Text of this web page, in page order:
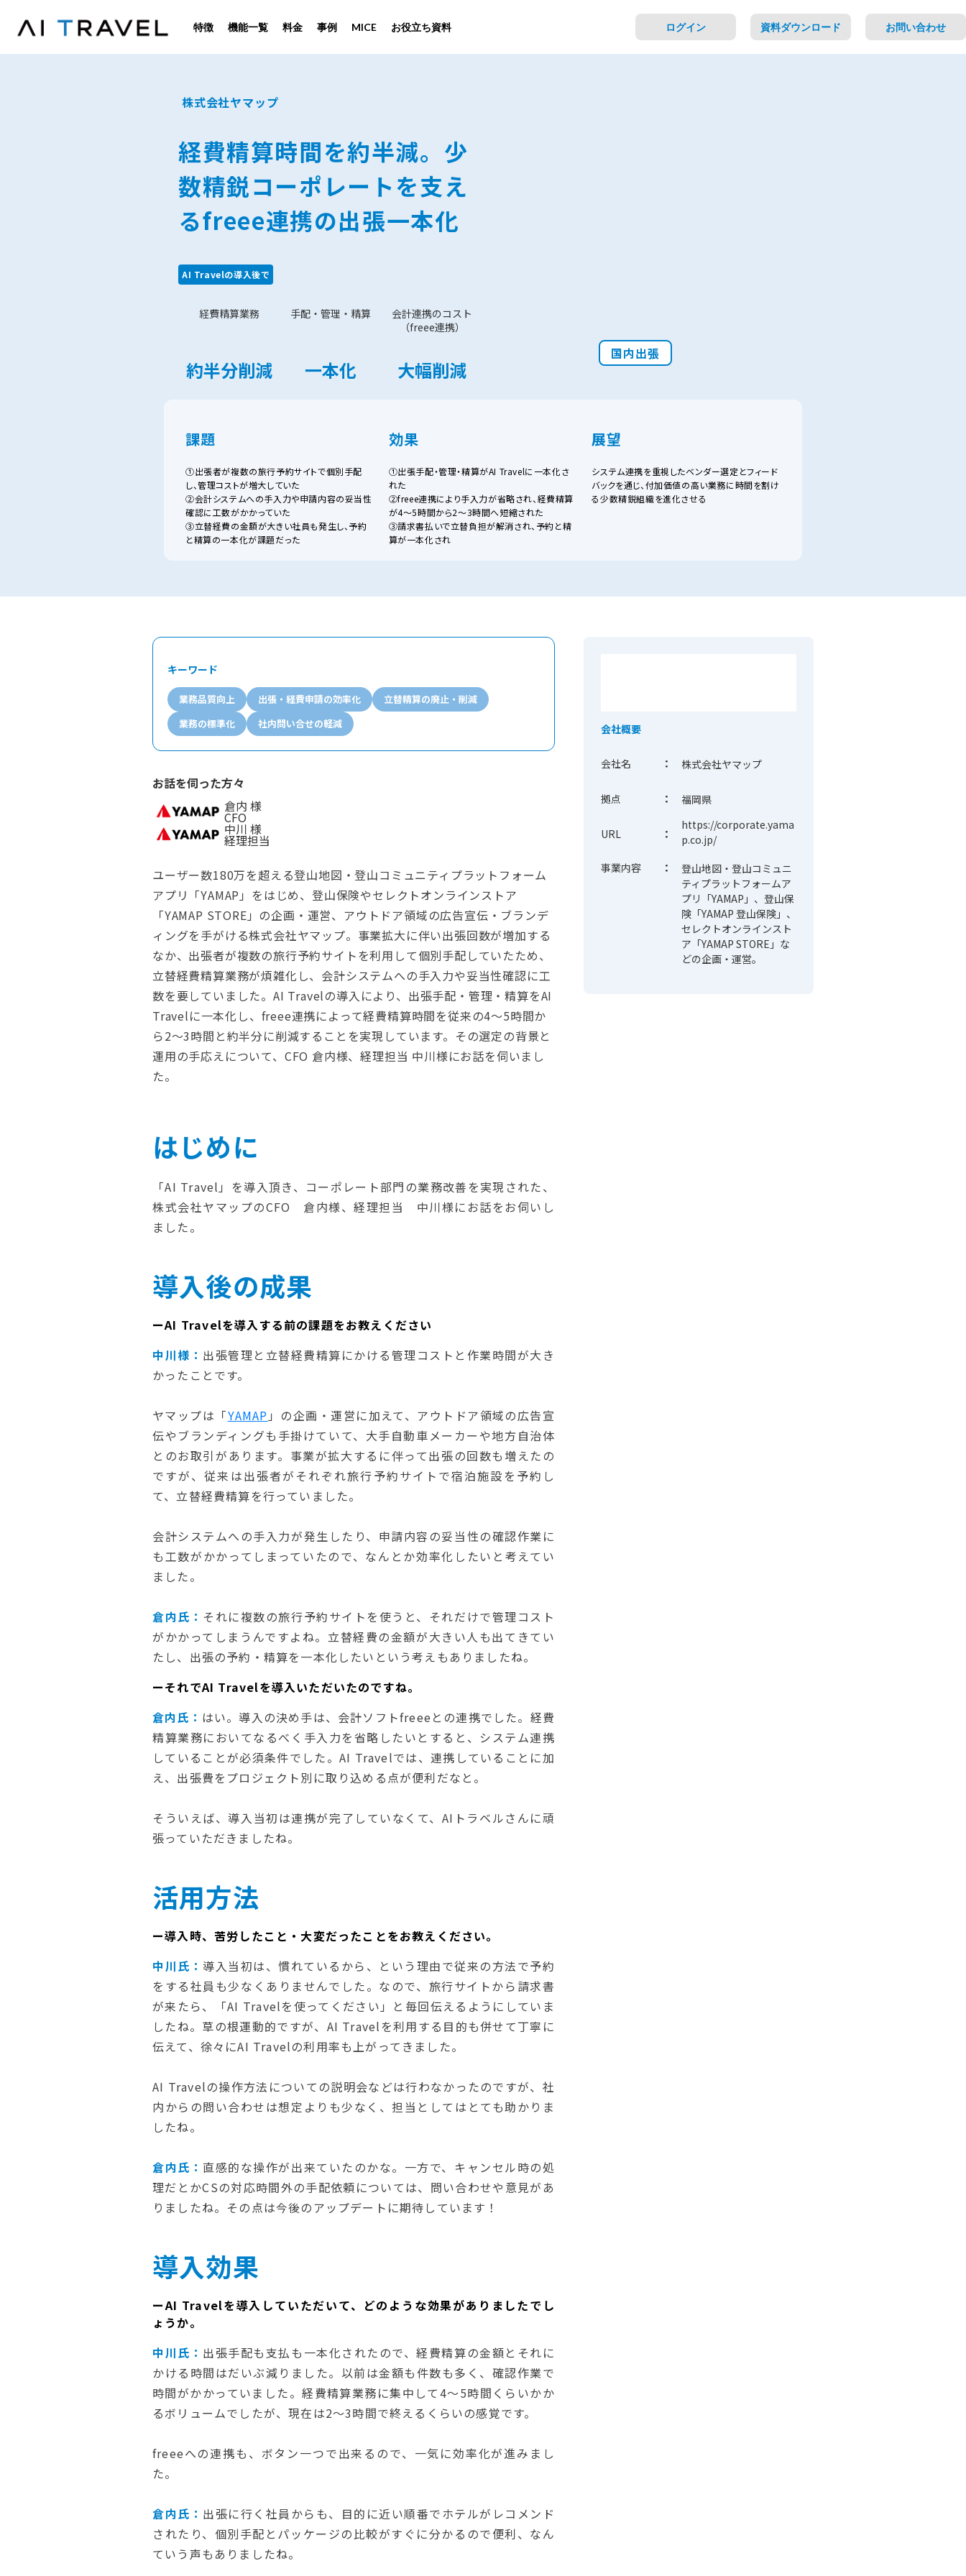
特徴 機能一覧 料金 事例 MICE お役立ち資料 ログイン 資料ダウンロード お問い合わせ
株式会社ヤマップ
経費精算時間を約半減。少
数精鋭コーポレートを支え
るfreee連携の出張一本化
AI Travelの導入後で
経費精算業務
約半分削減
手配・管理・精算
一本化
会計連携のコスト
（freee連携）
大幅削減
国内出張
課題
①出張者が複数の旅行予約サイトで個別手配
し、管理コストが増大していた
②会計システムへの手入力や申請内容の妥当性
確認に工数がかかっていた
③立替経費の金額が大きい社員も発生し、予約
と精算の一本化が課題だった
効果
①出張手配・管理・精算がAI Travelに一本化さ
れた
②freee連携により手入力が省略され、経費精算
が4〜5時間から2〜3時間へ短縮された
③請求書払いで立替負担が解消され、予約と精
算が一本化され
展望
システム連携を重視したベンダー選定とフィード
バックを通じ、付加価値の高い業務に時間を割け
る少数精鋭組織を進化させる
キーワード
業務品質向上 出張・経費申請の効率化
立替精算の廃止・削減
業務の標準化
社内問い合せの軽減
お話を伺った方々
倉内 様
CFO
中川 様
経理担当
ユーザー数180万を超える登山地図・登山コミュニティプラットフォーム
アプリ「YAMAP」をはじめ、登山保険やセレクトオンラインストア
「YAMAP STORE」の企画・運営、アウトドア領域の広告宣伝・ブランデ
ィングを手がける株式会社ヤマップ。事業拡大に伴い出張回数が増加する
なか、出張者が複数の旅行予約サイトを利用して個別手配していたため、
立替経費精算業務が煩雑化し、会計システムへの手入力や妥当性確認に工
数を要していました。AI Travelの導入により、出張手配・管理・精算をAI
Travelに一本化し、freee連携によって経費精算時間を従来の4〜5時間か
ら2〜3時間と約半分に削減することを実現しています。その選定の背景と
運用の手応えについて、CFO 倉内様、経理担当 中川様にお話を伺いまし
た。
はじめに
「AI Travel」を導入頂き、コーポレート部門の業務改善を実現された、
株式会社ヤマップのCFO 倉内様、経理担当 中川様にお話をお伺いし
ました。
導入後の成果
ーAI Travelを導入する前の課題をお教えください
中川様： 出張管理と立替経費精算にかける管理コストと作業時間が大き
かったことです。
ヤマップは「YAMAP 」の企画・運営に加えて、アウトドア領域の広告宣
伝やブランディングも手掛けていて、大手自動車メーカーや地方自治体
とのお取引があります。事業が拡大するに伴って出張の回数も増えたの
ですが、従来は出張者がそれぞれ旅行予約サイトで宿泊施設を予約し
て、立替経費精算を行っていました。
会計システムへの手入力が発生したり、申請内容の妥当性の確認作業に
も工数がかかってしまっていたので、なんとか効率化したいと考えてい
ました。
倉内氏： それに複数の旅行予約サイトを使うと、それだけで管理コスト
がかかってしまうんですよね。立替経費の金額が大きい人も出てきてい
たし、出張の予約・精算を一本化したいという考えもありましたね。
ーそれでAI Travelを導入いただいたのですね。
倉内氏： はい。導入の決め手は、会計ソフトfreeeとの連携でした。経費
精算業務においてなるべく手入力を省略したいとすると、システム連携
していることが必須条件でした。AI Travelでは、連携していることに加
え、出張費をプロジェクト別に取り込める点が便利だなと。
そういえば、導入当初は連携が完了していなくて、AIトラベルさんに頑
張っていただきましたね。
活用方法
ー導入時、苦労したこと・大変だったことをお教えください。
中川氏：導入当初は、慣れているから、という理由で従来の方法で予約
をする社員も少なくありませんでした。なので、旅行サイトから請求書
が来たら、「AI Travelを使ってください」と毎回伝えるようにしていま
したね。草の根運動的ですが、AI Travelを利用する目的も併せて丁寧に
伝えて、徐々にAI Travelの利用率も上がってきました。
AI Travelの操作方法についての説明会などは行わなかったのですが、社
内からの問い合わせは想定よりも少なく、担当としてはとても助かりま
したね。
倉内氏： 直感的な操作が出来ていたのかな。一方で、キャンセル時の処
理だとかCSの対応時間外の手配依頼については、問い合わせや意見があ
りましたね。その点は今後のアップデートに期待しています！
導入効果
ーAI Travelを導入していただいて、どのような効果がありましたでし
ょうか。
中川氏： 出張手配も支払も一本化されたので、経費精算の金額とそれに
かける時間はだいぶ減りました。以前は金額も件数も多く、確認作業で
時間がかかっていました。経費精算業務に集中して4～5時間くらいかか
るボリュームでしたが、現在は2～3時間で終えるくらいの感覚です。
freeeへの連携も、ボタン一つで出来るので、一気に効率化が進みまし
た。
倉内氏： 出張に行く社員からも、目的に近い順番でホテルがレコメンド
されたり、個別手配とパッケージの比較がすぐに分かるので便利、なん
ていう声もありましたね。
会社概要
会社名 ： 株式会社ヤマップ
拠点 ： 福岡県
URL ：
https://corporate.yama
p.co.jp/
事業内容
：
登山地図・登山コミュニ
ティプラットフォームア
プリ「YAMAP」、登山保
険「YAMAP 登山保険」、
セレクトオンラインスト
ア「YAMAP STORE」な
どの企画・運営。